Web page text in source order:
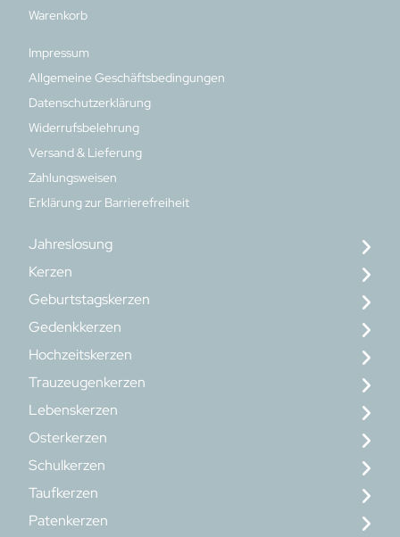
Warenkorb
Impressum
Allgemeine Geschäftsbedingungen
Datenschutzerklärung
Widerrufsbelehrung
Versand & Lieferung
Zahlungsweisen
Erklärung zur Barrierefreiheit
Jahreslosung
Kerzen
Geburtstagskerzen
Gedenkkerzen
Hochzeitskerzen
Trauzeugenkerzen
Lebenskerzen
Osterkerzen
Schulkerzen
Taufkerzen
Patenkerzen